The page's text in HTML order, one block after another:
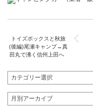
トイズボックスと秋旅
(後編)尾瀬キャンプ→真
田丸で沸く信州上田へ